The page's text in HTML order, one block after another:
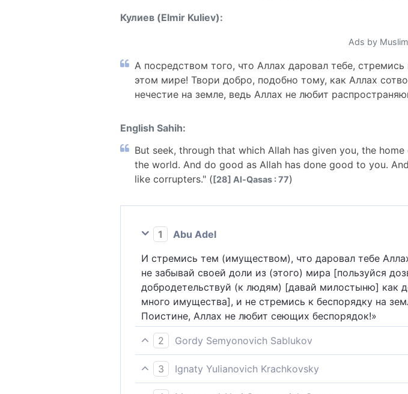
Кулиев (Elmir Kuliev):
Ads by
А посредством того, что Аллах даровал тебе,
этом мире! Твори добро, подобно тому, как Аллах
нечестие на земле, ведь Аллах не любит
English Sahih:
But seek, through that which Allah has given you, the
the world. And do good as Allah has done good to you.
like corrupters." ([28] Al-Qasas : 77)
1
Abu Adel
И стремись тем (имуществом), что даровал тебе
не забывай своей доли из (этого) мира [пользуйся
добродетельствуй (к людям) [давай милостыню] как
много имущества], и не стремись к беспорядку на
Поистине, Аллах не любит сеющих беспорядок!»
2
Gordy Semyonovich Sablukov
Тем, что доставил тебе Бог, ищи будущего жилища;
другим, как благотворит Бог тебе; не желай
3
Ignaty Yulianovich Krachkovsky